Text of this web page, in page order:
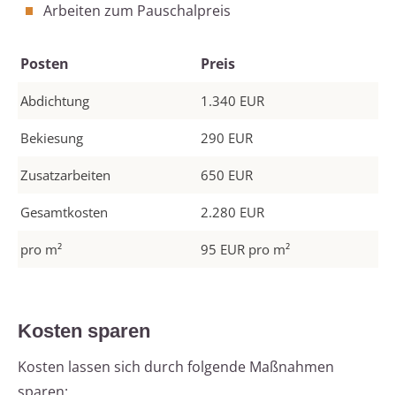
Arbeiten zum Pauschalpreis
Posten Preis
Abdichtung 1.340 EUR
Bekiesung 290 EUR
Zusatzarbeiten 650 EUR
Gesamtkosten 2.280 EUR
pro m² 95 EUR pro m²
Kosten sparen
Kosten lassen sich durch folgende Maßnahmen